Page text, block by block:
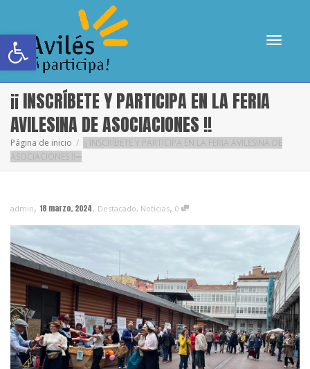
Abrir barra de herramientas
¡¡ INSCRÍBETE Y PARTICIPA EN LA FERIA
AVILESINA DE ASOCIACIONES !!
Página de inicio
¡¡ INSCRÍBETE Y PARTICIPA EN LA FERIA AVILESINA DE
ASOCIACIONES !!
admin, 18 marzo, 2024, Destacado, Noticias, 0